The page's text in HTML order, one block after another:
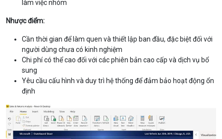
làm việc nhóm
Nhược điểm:
Cần thời gian để làm quen và thiết lập ban đầu, đặc biệt đối với
người dùng chưa có kinh nghiệm
Chi phí có thể cao đối với các phiên bản cao cấp và dịch vụ bổ
sung
Yêu cầu cấu hình và duy trì hệ thống để đảm bảo hoạt động ổn
định